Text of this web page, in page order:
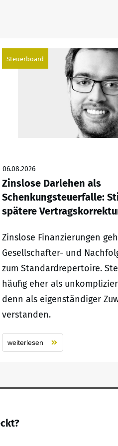
Steuerboard
06.08.2026
Zinslose Darlehen als
Schenkungsteuerfalle:
spätere
Zinslose Finanzierungen
Gesellschafter- und
zum Standardrepertoire.
häufig eher als
denn als eigenständiger
verstanden.
weiterlesen